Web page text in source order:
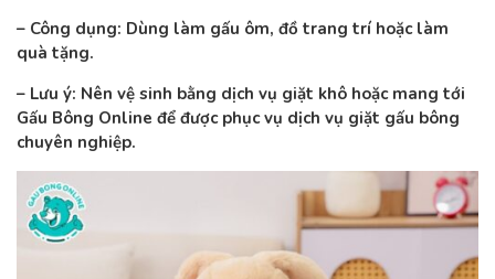
– Công dụng: Dùng làm gấu ôm, đồ trang trí hoặc làm
quà tặng.
– Lưu ý: Nên vệ sinh bằng dịch vụ giặt khô hoặc mang tới
Gấu Bông Online để được phục vụ dịch vụ giặt gấu bông
chuyên nghiệp.